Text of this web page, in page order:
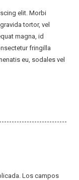
elit. Morbi
tortor, vel
magna, id
fringilla
eu, sodales vel
Los campos